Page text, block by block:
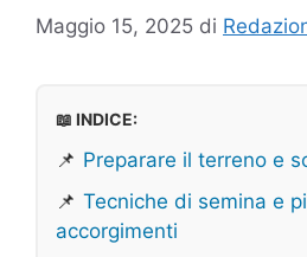
Maggio 15, 2025 di
📖 INDICE:
📌 Preparare il terreno e
📌 Tecniche di semina e
accorgimenti